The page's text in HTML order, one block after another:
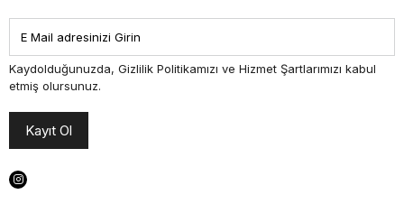
Kayıt Ol
Kaydolduğunuzda, Gizlilik Politikamızı ve Hizmet Şartlarımızı kabul
etmiş olursunuz.